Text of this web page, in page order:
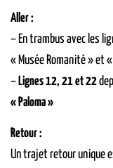
Aller :
– En trambus avec les
« Musée Romanité » et
– Lignes 12, 21 et 22
« Paloma »
Retour :
Un trajet retour unique